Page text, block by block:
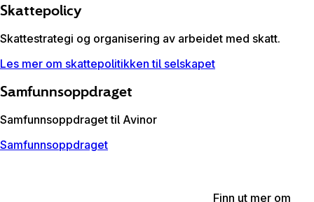
Skattepolicy
Skattestrategi og organisering av arbeidet med skatt.
Les mer om skattepolitikken til selskapet
Samfunnsoppdraget
Samfunnsoppdraget til Avinor
Samfunnsoppdraget
Finn ut mer om